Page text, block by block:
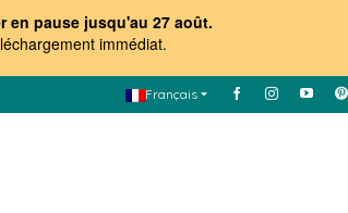
en pause jusqu'au 27 août.
immédiat.
Français